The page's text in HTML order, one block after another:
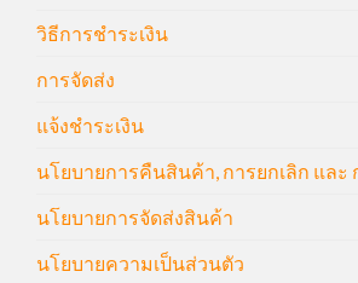
วิธีการชำระเงิน
การจัดส่ง
แจ้งชำระเงิน
นโยบายการคืนสินค้า, การยกเลิก และ
นโยบายการจัดส่งสินค้า
นโยบายความเป็นส่วนตัว